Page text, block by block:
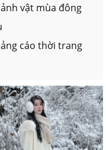
vật mùa đông
cáo thời trang